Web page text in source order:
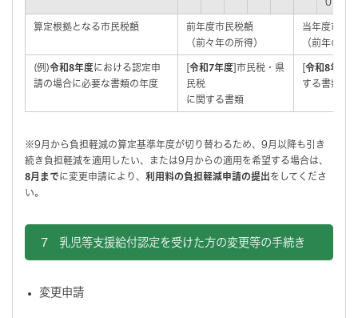
算定根拠となる市民税額
前年度市民税額
（前々年の所得）
当年度市民
（前年の所
(例)令和8年度における認定申
請の場合に必要な書類の年度
[令和7年度]市民税・県
民税
に関する書類
[令和8年度
する書類
※9月から負担軽減の算定基準年度が切り替わるため、9月以降も引き
続き負担軽減を適用したい、または9月からの適用を希望する場合は、
8月までに変更申請により、 利用料の負担軽減申請の提出をしてくださ
い。
7 乳児等支援給付認定を受けた方の変更等の手続き
変更申請